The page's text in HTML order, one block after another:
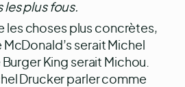
les plus fous.
les choses plus concrètes,
serait Michel
King serait Michou.
Drucker parler comme